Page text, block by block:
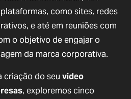
como sites, redes
e até em reuniões com
o objetivo de engajar o
da marca corporativa.
criação do seu video
, exploremos cinco